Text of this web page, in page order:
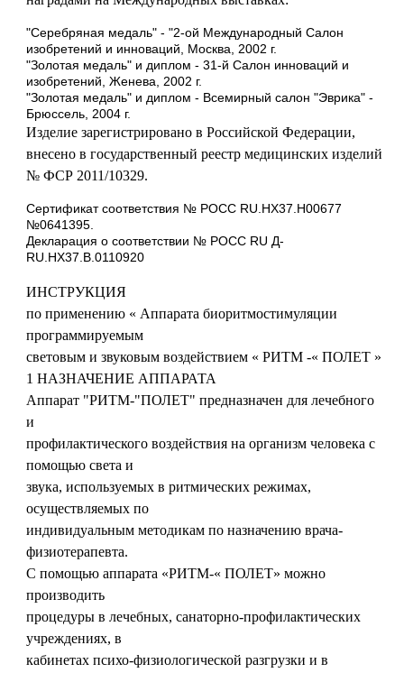
"Серебряная медаль" - "2-ой Международный Салон
изобретений и инноваций, Москва, 2002 г.
"Золотая медаль" и диплом - 31-й Салон инноваций и
изобретений, Женева, 2002 г.
"Золотая медаль" и диплом - Всемирный салон "Эврика" -
Брюссель, 2004 г.
Изделие зарегистрировано в Российской Федерации,
внесено в государственный реестр медицинских изделий
№ ФСР 2011/10329.
Сертификат соответствия № РОСС RU.НХ37.Н00677
№0641395.
Декларация о соответствии № РОСС RU Д-
RU.НХ37.В.0110920
ИНСТРУКЦИЯ
по применению « Аппарата биоритмостимуляции
программируемым
световым и звуковым воздействием « РИТМ -« ПОЛЕТ »
1 НАЗНАЧЕНИЕ АППАРАТА
Аппарат "РИТМ-"ПОЛЕТ" предназначен для лечебного
и
профилактического воздействия на организм человека с
помощью света и
звука, используемых в ритмических режимах,
осуществляемых по
индивидуальным методикам по назначению врача-
физиотерапевта.
С помощью аппарата «РИТМ-« ПОЛЕТ» можно
производить
процедуры в лeчeбныx, санаторно-профилактических
учреждениях, в
кабинетах психо-физиологической разгрузки и в